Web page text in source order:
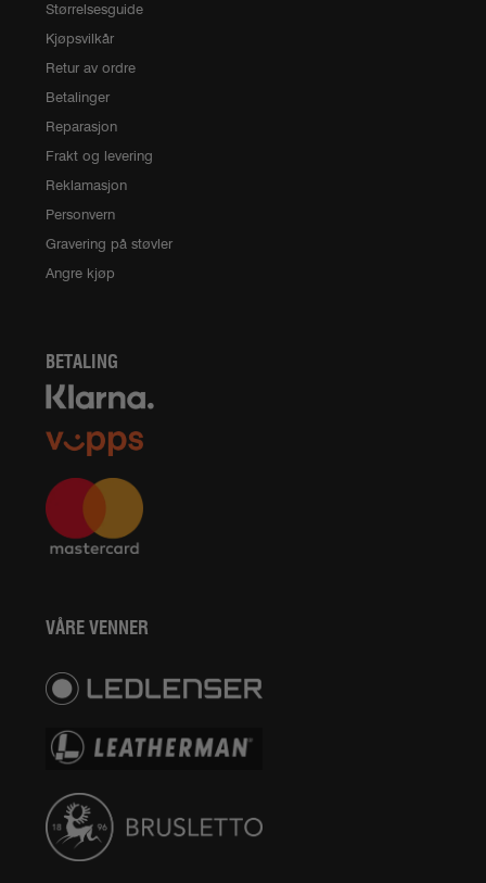
Størrelsesguide
Kjøpsvilkår
Retur av ordre
Betalinger
Reparasjon
Frakt og levering
Reklamasjon
Personvern
Gravering på støvler
Angre kjøp
BETALING
VÅRE VENNER